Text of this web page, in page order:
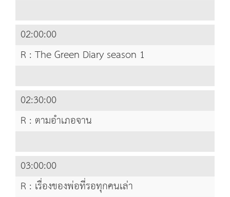
02:00:00
R : The Green Diary season 1
02:30:00
R : ตามอำเภอจาน
03:00:00
R : เรื่องของพ่อที่รอทุกคนเล่า